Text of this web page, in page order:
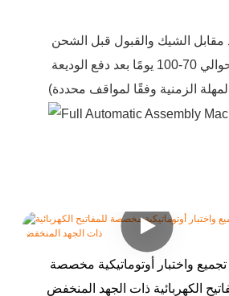
تجميع واختبار أوتوماتيكية مخصصة
الكهربائية ذات الجهد المنخفض